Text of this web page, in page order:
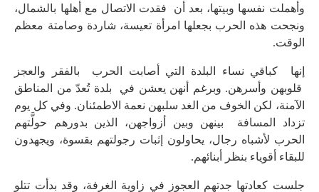
وأهملت نفسها وبيتها، بعد أن فقدت الاتصال مع أهلها بالشمال،
ونجحت هذه الحرب بجعلها امرأة تعيسة، شاردة وصامتة معظم
الوقت.
إنها كباقي نساء البلدة التي أصابت الحرب بالفقر والعجز
قلوبهن وأسرهن. وبرغم أنهن يعشن في بلدة تُعدّ من المناطق
الآمنة، لكن الخوف من الغد سلبهن نعمة الاطمئنان. وفي كل يوم
تزداد المسافة بينهن وبين أزواجهن، الذين بدورهم حولَّتهم
الحرب لأشباه رجال، يحاولون إثبات رجولتهم بقسوة، ويجهدون
للبقاء أقوياء بنظر أبنائهم.
جلست كعادتها جدتهم العجوز في زاوية الغرفة، وقد بدأت تتلو